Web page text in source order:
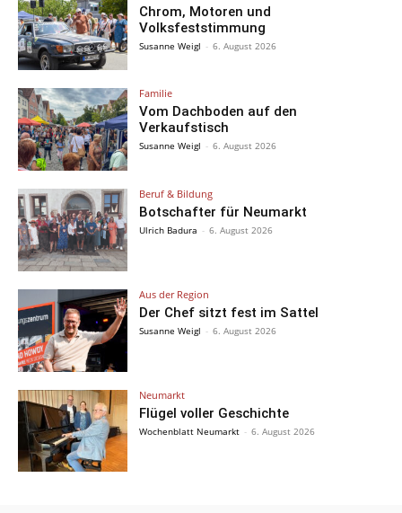
Chrom, Motoren und
Volksfeststimmung
Susanne Weigl - 6. August 2026
Familie
Vom Dachboden auf den
Verkaufstisch
Susanne Weigl - 6. August 2026
Beruf & Bildung
Botschafter für Neumarkt
Ulrich Badura - 6. August 2026
Aus der Region
Der Chef sitzt fest im Sattel
Susanne Weigl - 6. August 2026
Neumarkt
Flügel voller Geschichte
Wochenblatt Neumarkt - 6. August 2026